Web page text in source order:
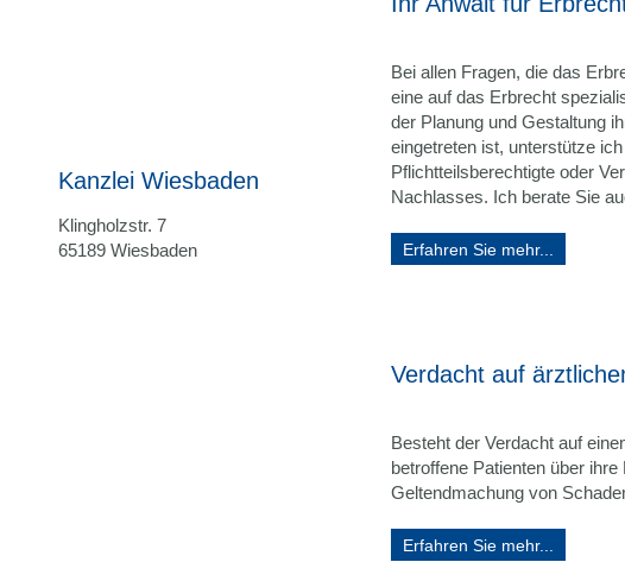
Kanzlei Wiesbaden
Klingholzstr. 7
65189 Wiesbaden
Bei allen Fragen, die das
eine auf das Erbrecht
der Planung und Gestaltung
eingetreten ist, unterstütze
Pflichtteilsberechtigte oder
Nachlasses. Ich berate Sie
Erfahren Sie mehr...
Verdacht auf
Besteht der Verdacht auf
betroffene Patienten über
Geltendmachung von
Erfahren Sie mehr...